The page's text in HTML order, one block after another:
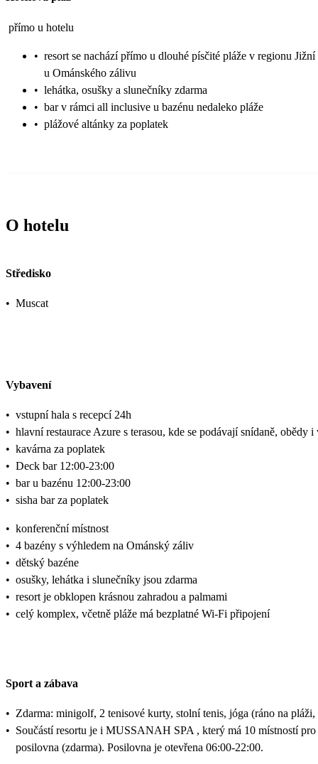
přímo u hotelu
• resort se nachází přímo u dlouhé písčité pláže v regionu
u Ománského zálivu
• lehátka, osušky a slunečníky zdarma
• bar v rámci all inclusive u bazénu nedaleko pláže
• plážové altánky za poplatek
O hotelu
Středisko
• Muscat
Vybavení
• vstupní hala s recepcí 24h
• hlavní restaurace Azure s terasou, kde se podávají snídaně, obědy i
• kavárna za poplatek
• Deck bar 12:00-23:00
• bar u bazénu 12:00-23:00
• sisha bar za poplatek
• konferenční místnost
• 4 bazény s výhledem na Ománský záliv
• dětský bazéne
• osušky, lehátka i slunečníky jsou zdarma
• resort je obklopen krásnou zahradou a palmami
• celý komplex, včetně pláže má bezplatné Wi-Fi připojení
Sport a zábava
• Zdarma: minigolf, 2 tenisové kurty, stolní tenis, jóga (ráno na
• Součástí resortu je i MUSSANAH SPA , který má 10 místností
posilovna (zdarma). Posilovna je otevřena 06:00-22:00.